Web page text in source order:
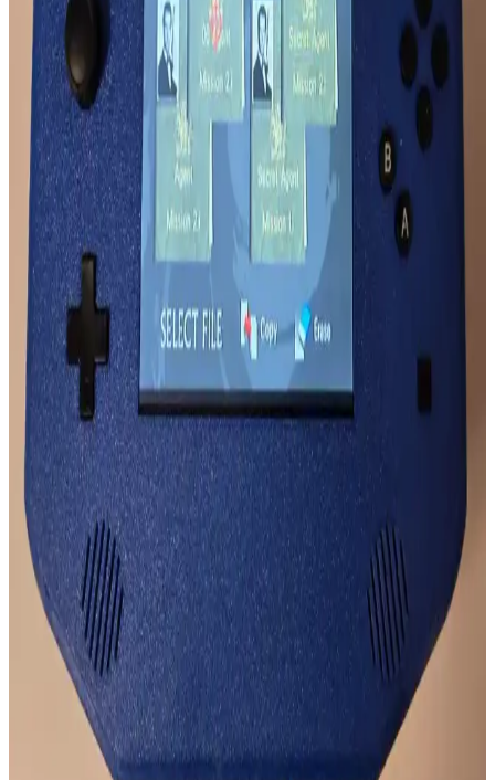
3.5mm kulaklık jakına bağlı mikrofonlarda duyulan garip sesler,
radyo frekanslarının elektromanyetik parazitlerinden kaynaklanır. Bu
parazitler, gerçek dinleme faaliyetleriyle karıştırılmamalıdır.
Mikado MD SBT25 ve Lecoo DS103 Ses Özellikleri
Karşılaştırması ve Kullanım Tavsiyeleri
Mikado MD SBT25 ve Lecoo DS103 modellerinin ses özellikleri
detaylı karşılaştırmasıyla, hangi modelin ihtiyaçlarınıza uygun
olduğunu öğrenin ve doğru seçimi yapın.
Grundig ve Xiaomi Taşınabilir Hoparlör
Karşılaştırması: Teknik Özellikler ve Kullanım
Avantajları
Grundig ve Xiaomi hoparlörlerin ses kalitesi, pil ömrü ve tasarım
özellikleri karşılaştırılarak, farklı kullanım ihtiyaçlarına uygun en iyi
seçeneği belirlemenize yardımcı olur.
QCY T13 ve Huawei FreeBuds SE 2 Kulaklık
Karşılaştırması: Hangi Model Sizin İçin Uygun
QCY T13 ve Huawei FreeBuds SE 2 modellerinin tasarım, ses
kalitesi, pil ömrü ve ek özellikleri detaylı karşılaştırmasıyla,
kullanıcılara en uygun kulaklık seçiminde rehberlik sağlanıyor.
Kablosuz Oyun Kulaklıkları: Performans ve
Teknolojide Güncel Trendler
Kablosuz oyun kulaklıkları, yüksek ses kalitesi ve hareket özgürlüğü
sunarak oyun deneyimini zenginleştiriyor. Farklı modeller ve fiyat
seçenekleriyle kullanıcıların ihtiyaçlarına uygun çözümler mevcut.
Taşınabilir Nintendo 64 Konsolu Tasarımı ve Teknik
Özellikleri Üzerine Detaylı İnceleme